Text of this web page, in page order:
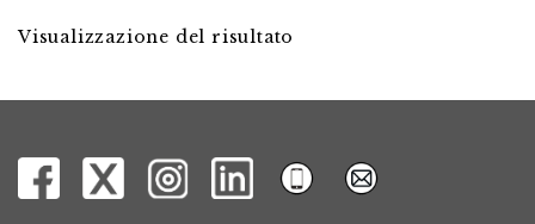
Visualizzazione del risultato